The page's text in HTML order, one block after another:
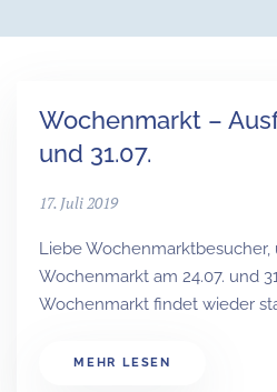
Wochenmarkt –
und 31.07.
17. Juli 2019
Liebe
Wochenmarkt am 24.07. und
Wochenmarkt findet wieder
MEHR LESEN